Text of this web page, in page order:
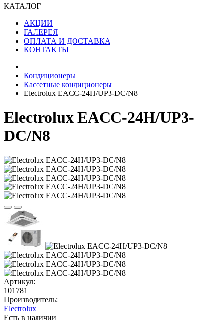
КАТАЛОГ
АКЦИИ
ГАЛЕРЕЯ
ОПЛАТА И ДОСТАВКА
КОНТАКТЫ
Кондиционеры
Кассетные кондиционеры
Electrolux EACC-24H/UP3-DC/N8
Electrolux EACC-24H/UP3-
DC/N8
Артикул:
101781
Производитель:
Electrolux
Есть в наличии